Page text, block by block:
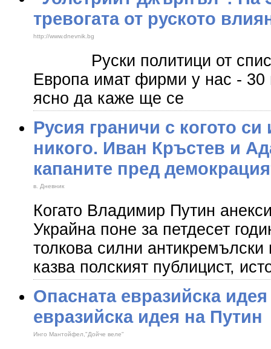
тревогата от руското
http://www.dnevnik.bg
Руски политици от
Европа имат фирми у нас - 30
ясно да каже ще се
Русия граничи с когото си
никого. Иван Кръстев и
капаните пред
в. Дневник
Когато Владимир Путин
Украйна поне за петдесет
толкова силни
казва полският публицист,
Опасната евразийска
евразийска идея на Путин
Инго Мантойфел,"Дойче веле"